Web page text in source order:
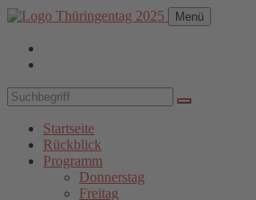
Menü
Startseite
Rückblick
Programm
Donnerstag
Freitag